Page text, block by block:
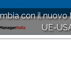
con il nuovo
UE-